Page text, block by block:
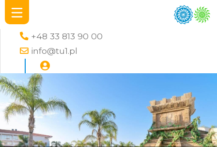
+48 33 813 90 00
info@tu1.pl